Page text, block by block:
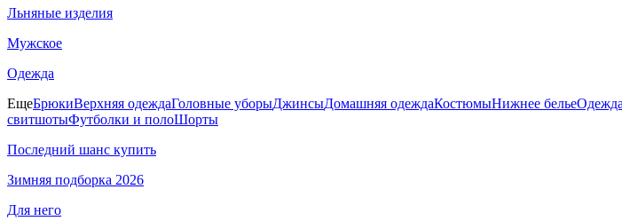
Льняные изделия
Мужское
Одежда
ЕщеБрюкиВерхняя одеждаГоловные уборыДжинсыДомашняя одеждаКостюмыНижнее белье
свитшотыФутболки и полоШорты
Последний шанс купить
Зимняя подборка 2026
Для него